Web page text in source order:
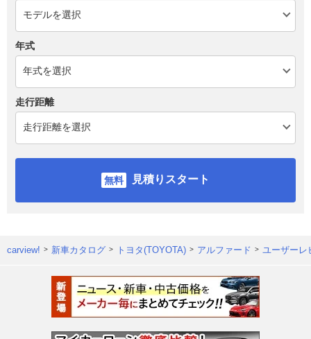
年式
走行距離
見積りスタート
carview! 新車カタログ トヨタ(TOYOTA) アルファード ユーザーレ